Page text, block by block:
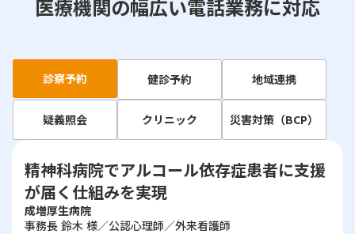
医療機関の幅広い電話業務に対応
診察予約 健診予約 地域連携
疑義照会 クリニック 災害対策（BCP）
精神科病院でアルコール依存症患者に支援
が届く仕組みを実現
成増厚生病院
事務長 鈴木 様／公認心理師／外来看護師